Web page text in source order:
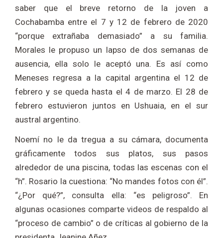
saber que el breve retorno de la joven a
Cochabamba entre el 7 y 12 de febrero de 2020
“porque extrañaba demasiado” a su familia.
Morales le propuso un lapso de dos semanas de
ausencia, ella solo le aceptó una. Es así como
Meneses regresa a la capital argentina el 12 de
febrero y se queda hasta el 4 de marzo. El 28 de
febrero estuvieron juntos en Ushuaia, en el sur
austral argentino.
Noemí no le da tregua a su cámara, documenta
gráficamente todos sus platos, sus pasos
alrededor de una piscina, todas las escenas con el
“h”. Rosario la cuestiona: “No mandes fotos con él”.
“¿Por qué?”, consulta ella: “es peligroso”. En
algunas ocasiones comparte videos de respaldo al
“proceso de cambio” o de críticas al gobierno de la